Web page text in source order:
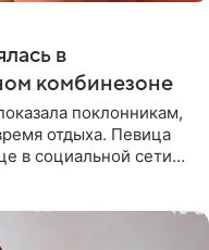
в
комбинезоне
поклонникам,
отдыха. Певица
в социальной сети